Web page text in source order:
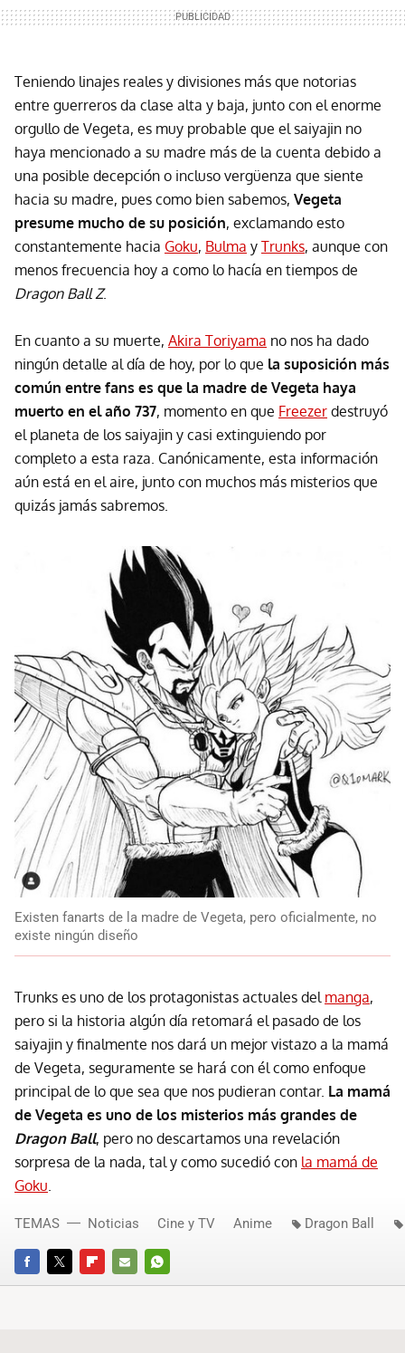
Teniendo linajes reales y divisiones más que notorias
entre guerreros da clase alta y baja, junto con el enorme
orgullo de Vegeta, es muy probable que el saiyajin no
haya mencionado a su madre más de la cuenta debido a
una posible decepción o incluso vergüenza que siente
hacia su madre, pues como bien sabemos, Vegeta
presume mucho de su posición, exclamando esto
constantemente hacia Goku, Bulma y Trunks, aunque con
menos frecuencia hoy a como lo hacía en tiempos de
Dragon Ball Z.
En cuanto a su muerte, Akira Toriyama no nos ha dado
ningún detalle al día de hoy, por lo que la suposición más
común entre fans es que la madre de Vegeta haya
muerto en el año 737, momento en que Freezer destruyó
el planeta de los saiyajin y casi extinguiendo por
completo a esta raza. Canónicamente, esta información
aún está en el aire, junto con muchos más misterios que
quizás jamás sabremos.
Existen fanarts de la madre de Vegeta, pero oficialmente, no
existe ningún diseño
Trunks es uno de los protagonistas actuales del manga,
pero si la historia algún día retomará el pasado de los
saiyajin y finalmente nos dará un mejor vistazo a la mamá
de Vegeta, seguramente se hará con él como enfoque
principal de lo que sea que nos pudieran contar. La mamá
de Vegeta es uno de los misterios más grandes de
Dragon Ball, pero no descartamos una revelación
sorpresa de la nada, tal y como sucedió con la mamá de
Goku.
FACEBOOKTWITTERFLIPBOARD
E-
WHATSAPP
TEMAS Noticias Cine y TV Anime Dragon Ball